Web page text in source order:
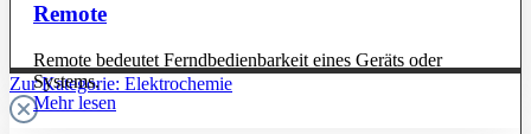
Zur Kategorie: Elektrochemie
Remote
Remote bedeutet Ferndbedienbarkeit eines Geräts oder
Systems.
Mehr lesen